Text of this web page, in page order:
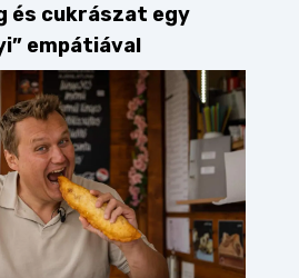
és cukrászat egy
empátiával